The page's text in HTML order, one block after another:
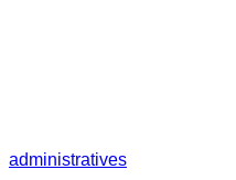
administratives